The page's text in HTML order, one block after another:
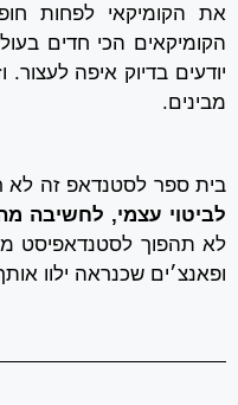
את הקומיקאי לפחות
הקומיקאים הכי חדים
יודעים בדיוק איפה
מבינים.
בית ספר לסטנדאפ זה לא
לביטוי עצמי, לחשיבה
לא תהפוך לסטנדאפיסט
ופאנצ׳ים שכנראה ילוו